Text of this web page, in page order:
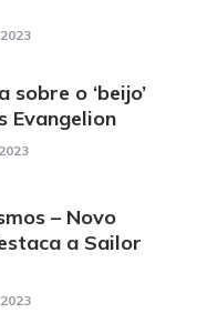
o ‘beijo’
Evangelion
– Novo
a Sailor